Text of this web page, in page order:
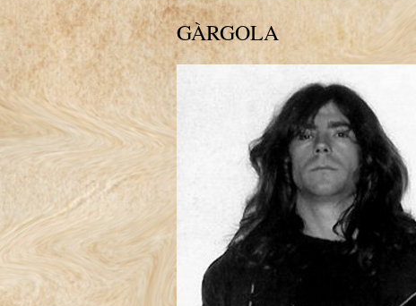
GÀRGOLA